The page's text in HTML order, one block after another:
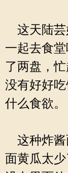
这天陆芸
一起去食
了两盘，
没有好好
什么食欲。
这种炸酱
面黄瓜太